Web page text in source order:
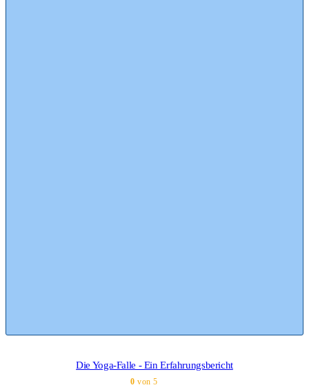
Die Yoga-Falle - Ein Erfahrungsbericht
0 von 5